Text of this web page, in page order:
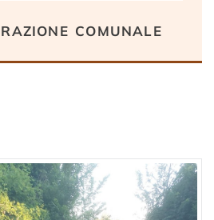
comunale